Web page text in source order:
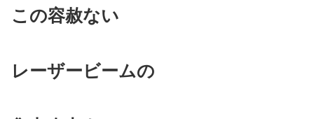
この容赦ない
レーザービームの